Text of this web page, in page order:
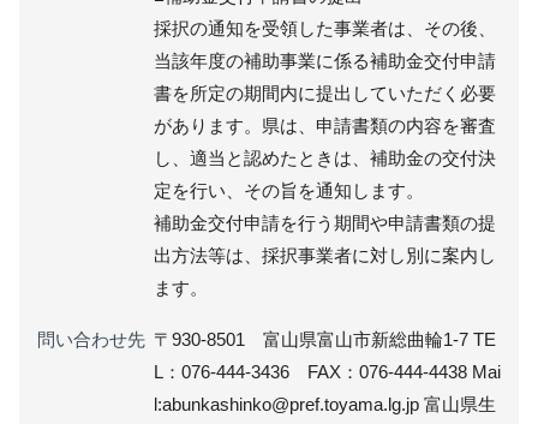
採択の通知を受領した事業者は、その後、
当該年度の補助事業に係る補助金交付申請
書を所定の期間内に提出していただく必要
があります。県は、申請書類の内容を審査
し、適当と認めたときは、補助金の交付決
定を行い、その旨を通知します。
補助金交付申請を行う期間や申請書類の提
出方法等は、採択事業者に対し別に案内し
ます。
問い合わせ先 〒930-8501 富山県富山市新総曲輪1-7 TE
L：076-444-3436 FAX：076-444-4438 Mai
l:abunkashinko@pref.toyama.lg.jp 富山県生